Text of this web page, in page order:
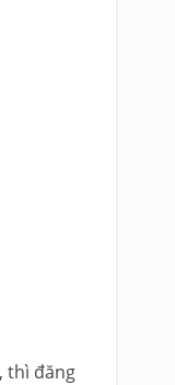
thì đăng